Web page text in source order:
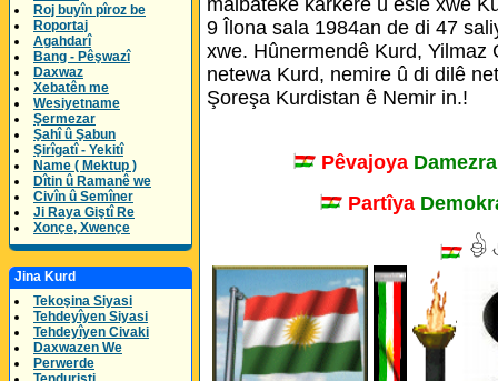
Roj buyîn pîroz be
Roportaj
Agahdarî
Bang - Pêşwazî
Daxwaz
Xebatên me
Wesiyetname
Şermezar
Şahî û Şabun
Şirîgatî - Yekitî
Name ( Mektup )
Dîtin û Ramanê we
Civîn û Semîner
Ji Raya Giştî Re
Xonçe, Xwençe
Jina Kurd
Tekoşina Siyasi
Tehdeyîyen Siyasi
Tehdeyîyen Civaki
Daxwazen We
Perwerde
9 Îlona sala 1984an de di 47
xwe. Hûnermendê Kurd, Yilmaz
netewa Kurd, nemire û di dilê
Şoreşa Kurdistan ê Nemir in.!
Pêvajoya
Partîya